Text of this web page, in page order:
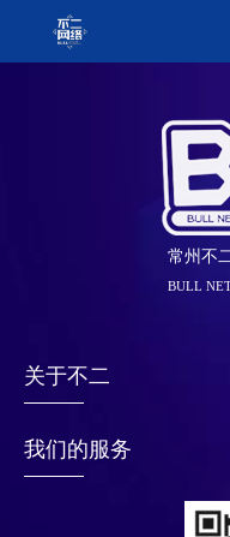
常州不
BULL
关于不二
我们的服务